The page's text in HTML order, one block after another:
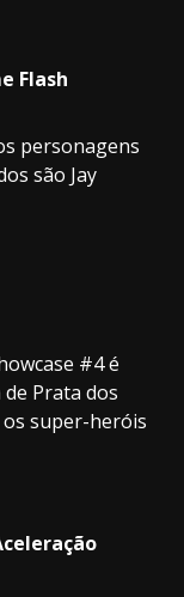
Flash
personagens
são Jay
#4 é
Prata dos
super-heróis